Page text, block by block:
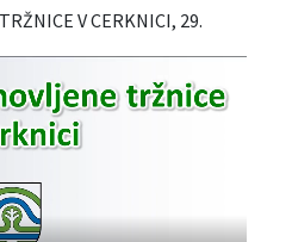
V CERKNICI, 29.